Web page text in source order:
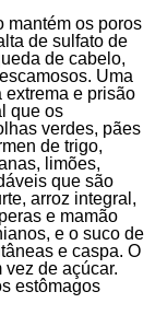
mantém os poros
de sulfato de
de cabelo,
Uma
e prisão
que os
verdes, pães
de trigo,
limões,
que são
arroz integral,
e mamão
e o suco de
e caspa. O
de açúcar.
estômagos